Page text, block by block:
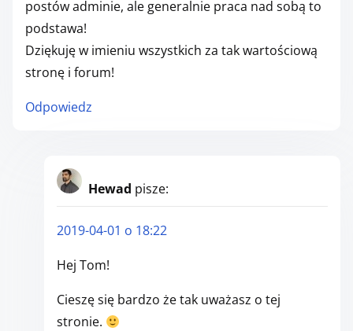
postów adminie, ale generalnie praca nad sobą to
podstawa!
Dziękuję w imieniu wszystkich za tak wartościową
stronę i forum!
Odpowiedz
Hewad pisze:
2019-04-01 o 18:22
Hej Tom!
Cieszę się bardzo że tak uważasz o tej
stronie.